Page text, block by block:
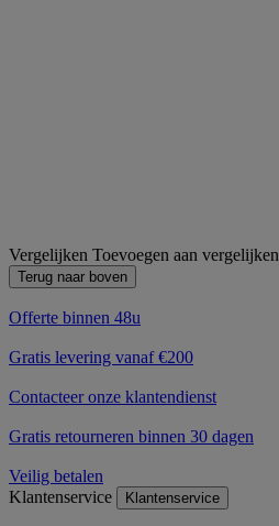
Vergelijken Toevoegen aan vergelijken
Terug naar boven
Offerte binnen 48u
Gratis levering vanaf €200
Contacteer onze klantendienst
Gratis retourneren binnen 30 dagen
Veilig betalen
Klantenservice
Klantenservice